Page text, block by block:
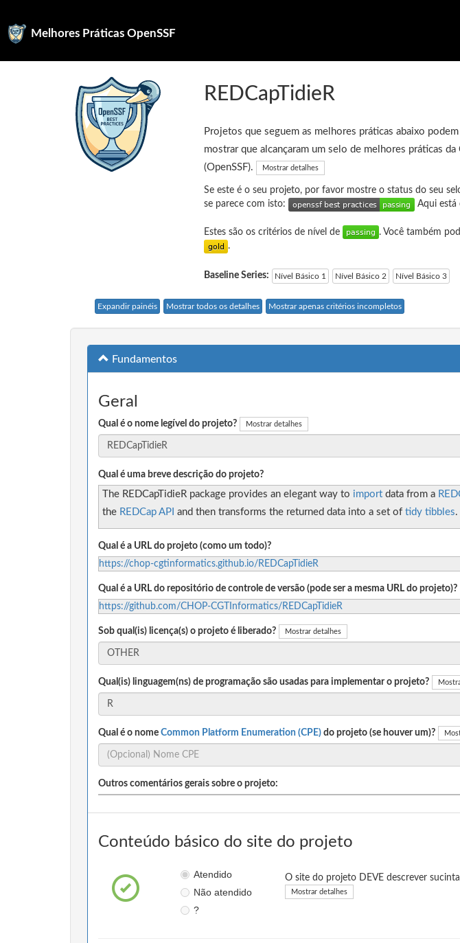
Melhores Práticas OpenSSF
REDCapTidieR
Projetos que seguem as melhores práticas abaixo
mostrar que alcançaram um selo de melhores práticas
(OpenSSF).
Mostrar detalhes
Se este é o seu projeto, por favor mostre o status do seu
se parece com isto:
Aqui está
Estes são os critérios de nível de . Você também
.
Baseline Series: Nível Básico 1 Nível Básico 2 Nível Básico 3
Expandir painéis Mostrar todos os detalhes Mostrar apenas critérios incompletos
Fundamentos
Geral
Qual é o nome legível do projeto? Mostrar detalhes
Qual é uma breve descrição do projeto?
The REDCapTidieR package provides an elegant way to import data from a
the REDCap API and then transforms the returned data into a set of tidy tibbles.
Qual é a URL do projeto (como um todo)?
https://chop-cgtinformatics.github.io/REDCapTidieR
Qual é a URL do repositório de controle de versão (pode ser a mesma URL do projeto)?
https://github.com/CHOP-CGTInformatics/REDCapTidieR
Sob qual(is) licença(s) o projeto é liberado? Mostrar detalhes
Qual(is) linguagem(ns) de programação são usadas para implementar o projeto?
Qual é o nome Common Platform Enumeration (CPE) do projeto (se houver um)?
Outros comentários gerais sobre o projeto:
Conteúdo básico do site do projeto
Atendido
Não atendido
?
O site do projeto DEVE descrever
Mostrar detalhes